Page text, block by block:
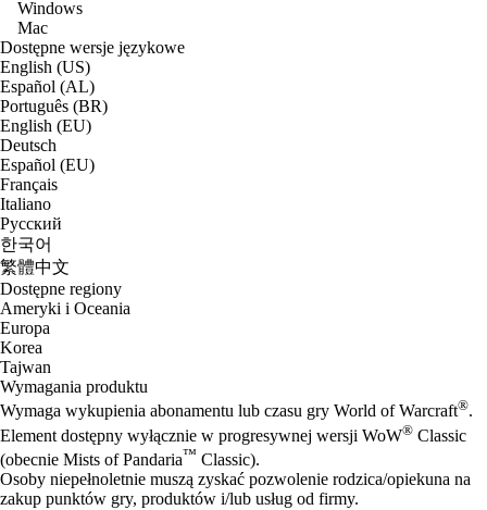
Windows
Mac
Dostępne wersje językowe
English (US)
Español (AL)
Português (BR)
English (EU)
Deutsch
Español (EU)
Français
Italiano
Русский
한국어
繁體中文
Dostępne regiony
Ameryki i Oceania
Europa
Korea
Tajwan
Wymagania produktu
Wymaga wykupienia abonamentu lub czasu gry World of Warcraft®.
Element dostępny wyłącznie w progresywnej wersji WoW® Classic
(obecnie Mists of Pandaria™ Classic).
Osoby niepełnoletnie muszą zyskać pozwolenie rodzica/opiekuna na
zakup punktów gry, produktów i/lub usług od firmy.